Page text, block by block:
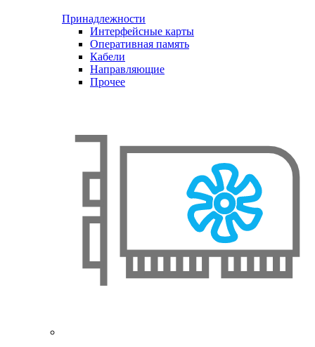
Принадлежности
Интерфейсные карты
Оперативная память
Кабели
Направляющие
Прочее